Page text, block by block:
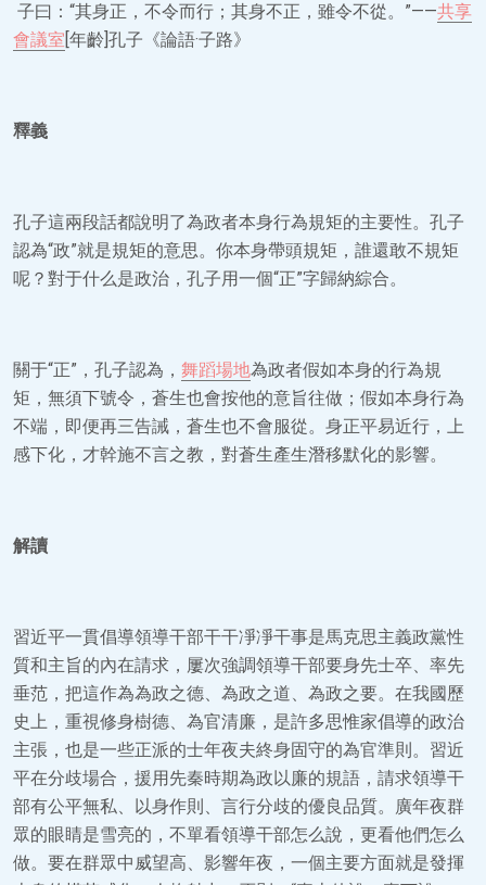
子曰：“其身正，不令而行；其身不正，雖令不從。”——共享
會議室[年齡]孔子《論語·子路》
釋義
孔子這兩段話都說明了為政者本身行為規矩的主要性。孔子
認為“政”就是規矩的意思。你本身帶頭規矩，誰還敢不規矩
呢？對于什么是政治，孔子用一個“正”字歸納綜合。
關于“正”，孔子認為， 舞蹈場地為政者假如本身的行為規
矩，無須下號令，蒼生也會按他的意旨往做；假如本身行為
不端，即便再三告誡，蒼生也不會服從。身正平易近行，上
感下化，才幹施不言之教，對蒼生產生潛移默化的影響。
解讀
習近平一貫倡導領導干部干干凈凈干事是馬克思主義政黨性
質和主旨的內在請求，屢次強調領導干部要身先士卒、率先
垂范，把這作為為政之德、為政之道、為政之要。在我國歷
史上，重視修身樹德、為官清廉，是許多思惟家倡導的政治
主張，也是一些正派的士年夜夫終身固守的為官準則。習近
平在分歧場合，援用先秦時期為政以廉的規語，請求領導干
部有公平無私、以身作則、言行分歧的優良品質。廣年夜群
眾的眼睛是雪亮的，不單看領導干部怎么說，更看他們怎么
做。要在群眾中威望高、影響年夜，一個主要方面就是發揮